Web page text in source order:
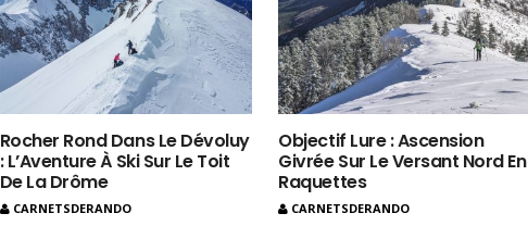
Rocher Rond Dans Le Dévoluy
: L’Aventure À Ski Sur Le Toit
De La Drôme
CARNETSDERANDO
Objectif Lure : Ascension
Givrée Sur Le Versant Nord En
Raquettes
CARNETSDERANDO